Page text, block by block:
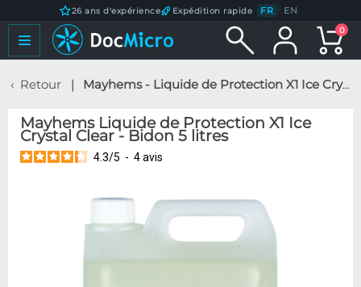
26 ans d'expérience Expédition rapide FR / EN
0
Retour Mayhems - Liquide de Protection X1 Ice Crystal Clear - Bidon 5 litres
Mayhems Liquide de Protection X1 Ice
Crystal Clear - Bidon 5 litres
4.3/5 - 4avis